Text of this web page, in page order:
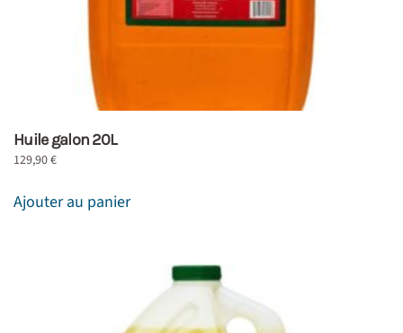
Huile galon 20L
129,90€
Ajouter au panier